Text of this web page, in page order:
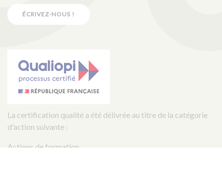
ÉCRIVEZ-NOUS !
La certification qualité a été délivrée au titre de la catégorie
d'action suivante :
Actions de formation